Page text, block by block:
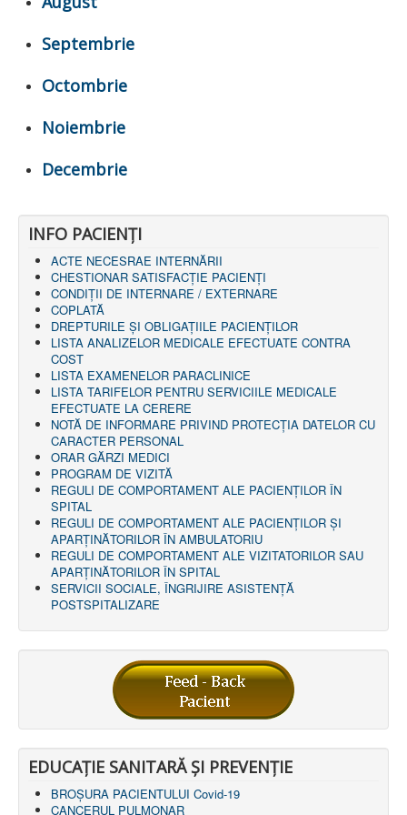
ECONOMIC
ACHIZIŢII PUBLICE
CONTRACTE C.A.S.
CHELTUIELI
CONSILIU DE ETICĂ
INFORMAŢII CONTACT
PURTĂTOR DE CUVÂNT
REGULI ACCES MASS-MEDIA
ORAR AUDIENŢE
COMUNICATE
HARTĂ SITE
PROGRAMARE ONLINE
Septembrie
Octombrie
Noiembrie
Decembrie
INFO PACIENŢI
ACTE NECESRAE INTERNĂRII
CHESTIONAR SATISFACŢIE PACIENŢI
CONDIȚII DE INTERNARE / EXTERNARE
COPLATĂ
DREPTURILE ŞI OBLIGAŢIILE PACIENȚILOR
LISTA ANALIZELOR MEDICALE EFECTUATE CONTRA
COST
LISTA EXAMENELOR PARACLINICE
LISTA TARIFELOR PENTRU SERVICIILE MEDICALE
EFECTUATE LA CERERE
NOTĂ DE INFORMARE PRIVIND PROTECŢIA DATELOR CU
CARACTER PERSONAL
ORAR GĂRZI MEDICI
PROGRAM DE VIZITĂ
REGULI DE COMPORTAMENT ALE PACIENȚILOR ÎN
SPITAL
REGULI DE COMPORTAMENT ALE PACIENȚILOR ȘI
APARȚINĂTORILOR ÎN AMBULATORIU
REGULI DE COMPORTAMENT ALE VIZITATORILOR SAU
APARȚINĂTORILOR ÎN SPITAL
SERVICII SOCIALE, ÎNGRIJIRE ASISTENŢĂ
POSTSPITALIZARE
EDUCAȚIE SANITARĂ ȘI PREVENȚIE
BROȘURA PACIENTULUI Covid-19
CANCERUL PULMONAR